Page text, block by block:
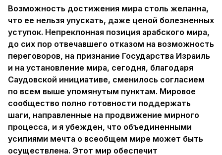
Возможность достижения мира столь желанна,
что ее нельзя упускать, даже ценой болезненных
уступок. Непреклонная позиция арабского мира,
до сих пор отвечавшего отказом на возможность
переговоров, на признание Государства Израиль
и на установление мира, сегодня, благодаря
Саудовской инициативе, сменилось согласием
по всем выше упомянутым пунктам. Мировое
сообщество полно готовности поддержать
шаги, направленные на продвижение мирного
процесса, и я убежден, что объединенными
усилиями мечта о всеобщем мире может быть
осуществлена. Этот мир обеспечит